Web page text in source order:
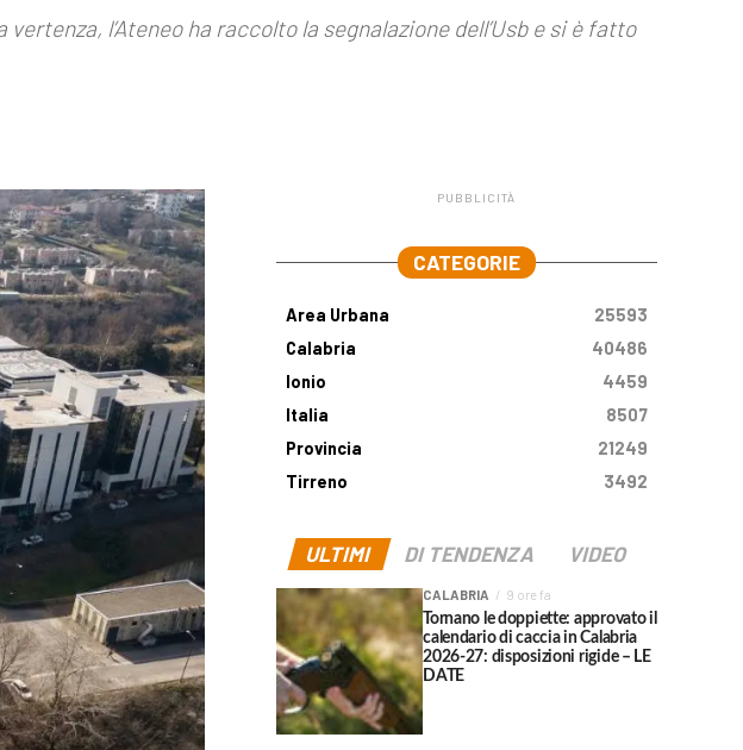
l’Ateneo ha raccolto la segnalazione dell’Usb e si è fatto
PUBBLICITÀ
CATEGORIE
Area Urbana
25593
Calabria
40486
Ionio
4459
Italia
8507
Provincia
21249
Tirreno
3492
ULTIMI DI TENDENZA VIDEO
CALABRIA 9 ore fa
Tornano le doppiette: approvato il
calendario di caccia in Calabria
2026-27: disposizioni rigide – LE
DATE